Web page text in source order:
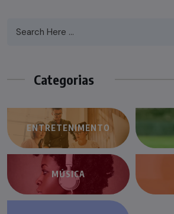
Categorias
ENTRETENIMENTO
MÚSICA